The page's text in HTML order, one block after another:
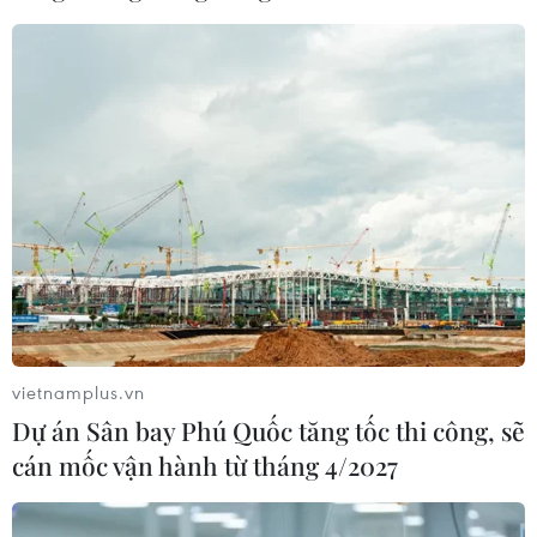
nhan sắc khác biệt với dấu ấn công
dội, Áo dài - Hanbok 'khoe sắc' bên
sông Hàn
07/08/2026 04:39
Để di sản ướp trà sen Quảng An luôn
song hành cùng nhịp sống đương
07/08/2026 03:40
Nghệ nhân Đặng Văn Hậu
vietnamplus.vn
Dự án Sân bay Phú Quốc tăng tốc thi công, sẽ
cán mốc vận hành từ tháng 4/2027